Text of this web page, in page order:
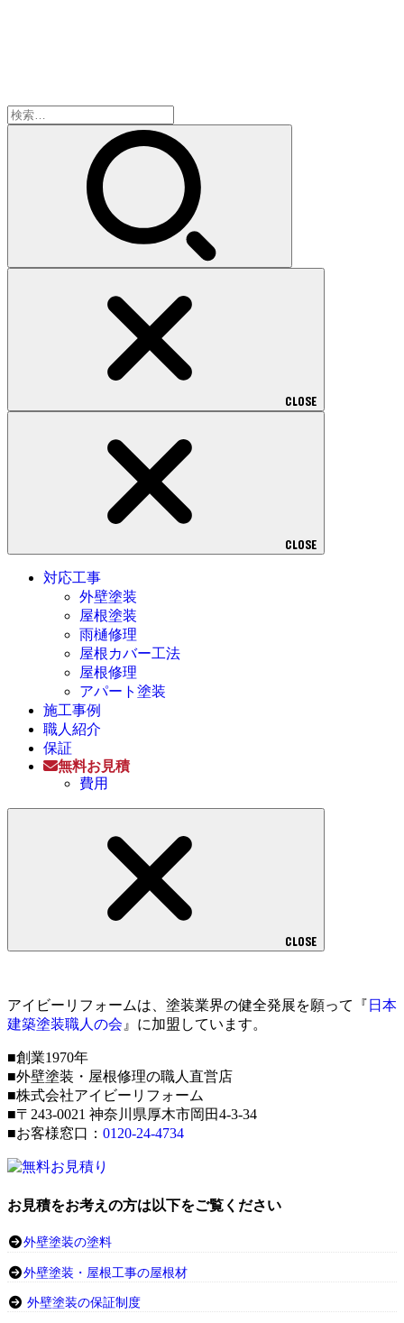
検
索:
CLOSE
CLOSE
対応工事
外壁塗装
屋根塗装
雨樋修理
屋根カバー工法
屋根修理
アパート塗装
施工事例
職人紹介
保証
無料お見積
費用
CLOSE
アイビーリフォームは、塗装業界の健全発展を願って『 日本
建築塗装職人の会 』に加盟しています。
■創業1970年
■外壁塗装・屋根修理の職人直営店
■株式会社アイビーリフォーム
■〒243-0021 神奈川県厚木市岡田4-3-34
■お客様窓口： 0120-24-4734
お見積をお考えの方は以下をご覧ください
外壁塗装の塗料
外壁塗装・屋根工事の屋根材
外壁塗装の保証制度